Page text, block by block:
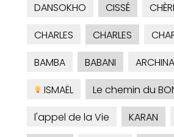
DANSOKHO
CISSÉ
CHARLES
CHARLES
BAMBA
BABANI
ISMAËL
Le chemin du
l'appel de la Vie
KARAN